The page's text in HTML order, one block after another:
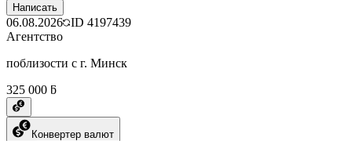
Написать
06.08.2026 ID 4197439
Агентство
поблизости с г. Минск
325 000 ƃ
Конвертер валют